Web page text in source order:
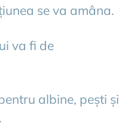
se va amâna.
va fi de
albine, pești și